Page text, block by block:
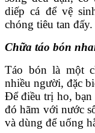
diếp cá để vệ
chóng tiêu tan đấy.
Chữa táo bón
Táo bón là một
nhiều người, đặc
Để điều trị ho, bạn
đó hãm với nước
và dùng để uống